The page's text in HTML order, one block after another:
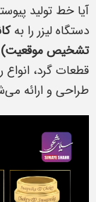
آیا خط تولید
دستگاه لیزر را به
تشخیص موقعیت)
قطعات گرد،
طراحی و ارائه